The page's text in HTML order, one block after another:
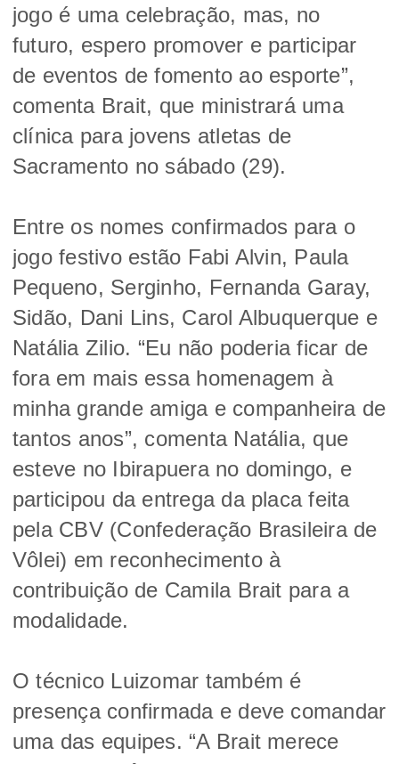
jogo é uma celebração, mas, no
futuro, espero promover e participar
de eventos de fomento ao esporte”,
comenta Brait, que ministrará uma
clínica para jovens atletas de
Sacramento no sábado (29).
Entre os nomes confirmados para o
jogo festivo estão Fabi Alvin, Paula
Pequeno, Serginho, Fernanda Garay,
Sidão, Dani Lins, Carol Albuquerque e
Natália Zilio. “Eu não poderia ficar de
fora em mais essa homenagem à
minha grande amiga e companheira de
tantos anos”, comenta Natália, que
esteve no Ibirapuera no domingo, e
participou da entrega da placa feita
pela CBV (Confederação Brasileira de
Vôlei) em reconhecimento à
contribuição de Camila Brait para a
modalidade.
O técnico Luizomar também é
presença confirmada e deve comandar
uma das equipes. “A Brait merece